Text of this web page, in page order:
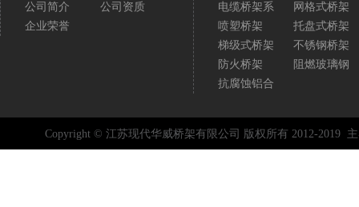
公司简介
公司资质
企业荣誉
电缆桥架系
网格式桥架
喷塑桥架
托盘式桥架
梯级式桥架
不锈钢桥架
防火桥架
阻燃玻璃钢
抗腐蚀铝合
Copyright © 江苏现代华威桥架有限公司 版权所有 2012-2019